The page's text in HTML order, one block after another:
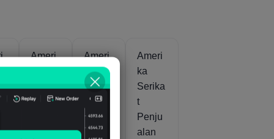
Ameri
Serika
t
alan
Ameri
ka
Serika
Penju
alan
Ameri
ka
Serika
t
Penju
alan